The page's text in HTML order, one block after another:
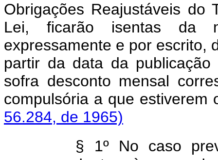
Obrigações Reajustáveis do
Lei, ficarão isentas da
expressamente e por escrito,
partir da data da
sofra desconto mensal
compulsória a que
56.284, de 1965)
§ 1º No caso